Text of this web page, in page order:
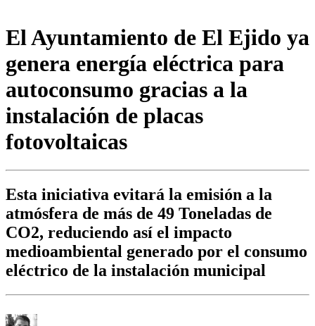
El Ayuntamiento de El Ejido ya
genera energía eléctrica para
autoconsumo gracias a la
instalación de placas
fotovoltaicas
Esta iniciativa evitará la emisión a la
atmósfera de más de 49 Toneladas de
CO2, reduciendo así el impacto
medioambiental generado por el consumo
eléctrico de la instalación municipal